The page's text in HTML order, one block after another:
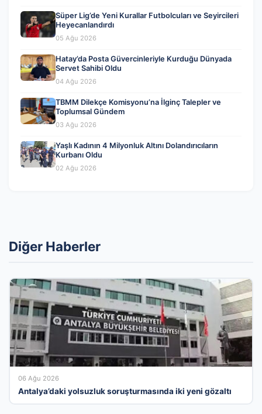
Süper Lig’de Yeni Kurallar Futbolcuları ve Seyircileri
Heyecanlandırdı
05 Ağu 2026
Hatay’da Posta Güvercinleriyle Kurduğu Dünyada
Servet Sahibi Oldu
04 Ağu 2026
TBMM Dilekçe Komisyonu’na İlginç Talepler ve
Toplumsal Gündem
03 Ağu 2026
Yaşlı Kadının 4 Milyonluk Altını Dolandırıcıların
Kurbanı Oldu
02 Ağu 2026
Diğer Haberler
06 Ağu 2026
Antalya’daki yolsuzluk soruşturmasında iki yeni gözaltı